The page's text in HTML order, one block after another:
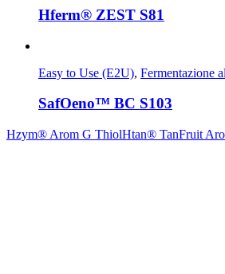
Hferm® ZEST S81
Easy to Use (E2U), Fermentazione
SafOeno™ BC S103
Hzym® Arom G ThiolHtan® TanFruit